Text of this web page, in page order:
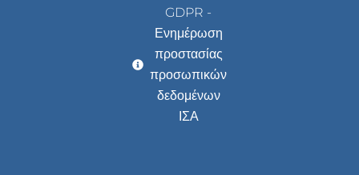
GDPR -
Ενημέρωση
προστασίας
προσωπικών
δεδομένων
ΙΣΑ